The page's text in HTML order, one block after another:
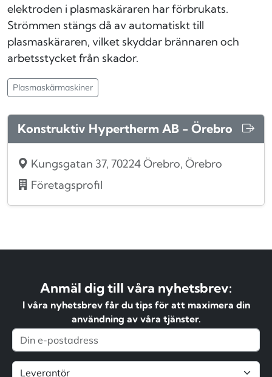
elektroden i plasmaskäraren har förbrukats.
Strömmen stängs då av automatiskt till
plasmaskäraren, vilket skyddar brännaren och
arbetsstycket från skador.
Plasmaskärmaskiner
Konstruktiv Hypertherm AB - Örebro
Kungsgatan 37, 70224 Örebro, Örebro
Företagsprofil
Anmäl dig till våra nyhetsbrev:
I våra nyhetsbrev får du tips för att maximera din
användning av våra tjänster.